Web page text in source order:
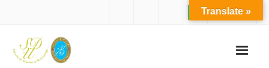
Translate »